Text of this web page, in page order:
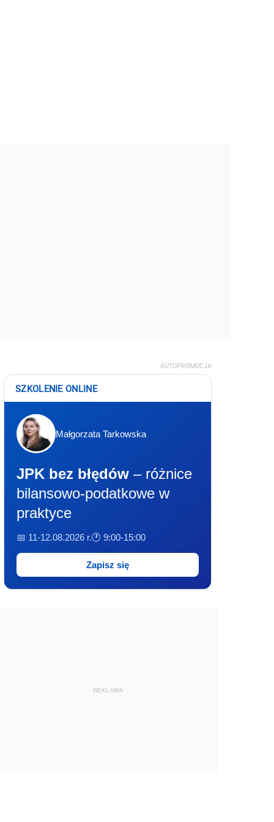
AUTOPROMOCJA
SZKOLENIE ONLINE
Małgorzata Tarkowska
JPK bez błędów – różnice
bilansowo-podatkowe w
praktyce
📅 11-12.08.2026 r.🕐 9:00-15:00
Zapisz się
REKLAMA